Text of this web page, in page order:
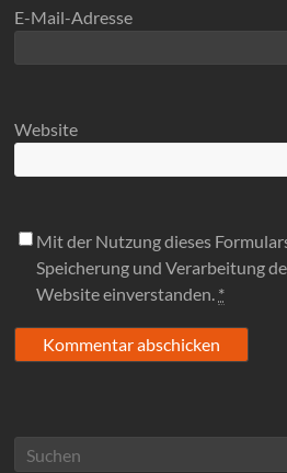
E-Mail-Adresse
Website
Mit der Nutzung dieses
Speicherung und Verarbeitung
Website einverstanden. *